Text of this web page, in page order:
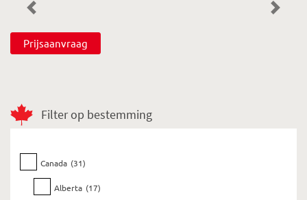
Filter op bestemming
Canada (31)
Alberta (17)
Previous Next
Prijsaanvraag